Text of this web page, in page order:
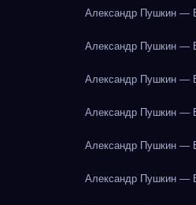
Александр Пушкин —
Александр Пушкин —
Александр Пушкин —
Александр Пушкин —
Александр Пушкин —
Александр Пушкин —